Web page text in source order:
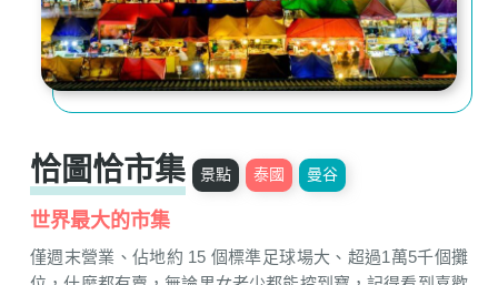
恰圖恰市集 景點 泰國 曼谷
世界最大的市集
僅週末營業、佔地約 15 個標準足球場大、超過1萬5千個攤